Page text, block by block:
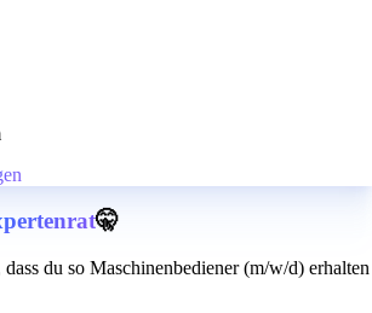
🤫
du so Maschinenbediener (m/w/d) erhalten